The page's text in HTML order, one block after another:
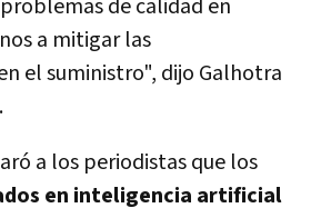
de calidad en
a mitigar las
el suministro", dijo Galhotra
a los periodistas que los
en inteligencia artificial